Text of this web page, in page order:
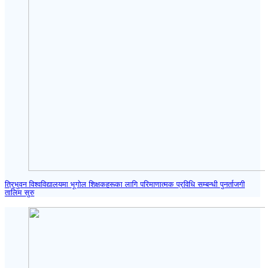
त्रिभुवन विश्वविद्यालयमा भूगोल शिक्षकहरूका लागि परिमाणात्मक प्रविधि सम्बन्धी पुनर्ताजगी
तालिम सुरु